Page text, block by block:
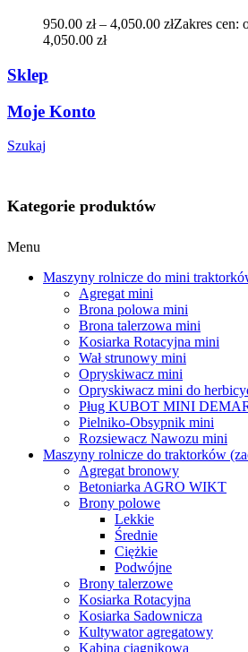
950.00 zł – 4,050.00 złZakres cen:
4,050.00 zł
Sklep
Moje Konto
Szukaj
Kategorie produktów
Menu
Maszyny rolnicze do mini
Agregat mini
Brona polowa mini
Brona talerzowa mini
Kosiarka Rotacyjna mini
Wał strunowy mini
Opryskiwacz mini
Opryskiwacz mini do
Pług KUBOT MINI
Pielniko-Obsypnik mini
Rozsiewacz Nawozu mini
Maszyny rolnicze do traktorków
Agregat bronowy
Betoniarka AGRO WIKT
Brony polowe
Lekkie
Średnie
Ciężkie
Podwójne
Brony talerzowe
Kosiarka Rotacyjna
Kosiarka Sadownicza
Kultywator agregatowy
Kabina ciągnikowa